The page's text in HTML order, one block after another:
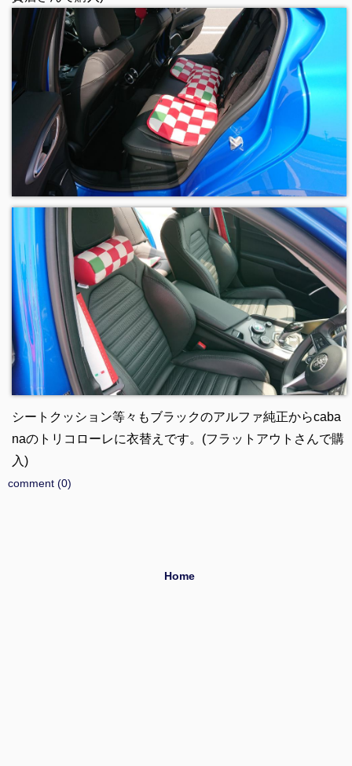
シートクッション等々もブラックのアルファ純正からcaba
naのトリコローレに衣替えです。(フラットアウトさんで購
入)
comment (0)
Home